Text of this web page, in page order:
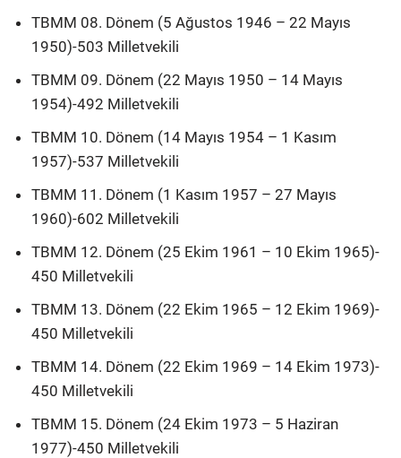
TBMM 08. Dönem (5 Ağustos 1946 – 22 Mayıs
1950)-503 Milletvekili
TBMM 09. Dönem (22 Mayıs 1950 – 14 Mayıs
1954)-492 Milletvekili
TBMM 10. Dönem (14 Mayıs 1954 – 1 Kasım
1957)-537 Milletvekili
TBMM 11. Dönem (1 Kasım 1957 – 27 Mayıs
1960)-602 Milletvekili
TBMM 12. Dönem (25 Ekim 1961 – 10 Ekim 1965)-
450 Milletvekili
TBMM 13. Dönem (22 Ekim 1965 – 12 Ekim 1969)-
450 Milletvekili
TBMM 14. Dönem (22 Ekim 1969 – 14 Ekim 1973)-
450 Milletvekili
TBMM 15. Dönem (24 Ekim 1973 – 5 Haziran
1977)-450 Milletvekili